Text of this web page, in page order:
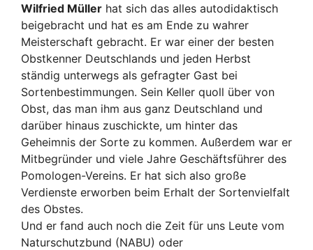
Wilfried Müller hat sich das alles autodidaktisch
beigebracht und hat es am Ende zu wahrer
Meisterschaft gebracht. Er war einer der besten
Obstkenner Deutschlands und jeden Herbst
ständig unterwegs als gefragter Gast bei
Sortenbestimmungen. Sein Keller quoll über von
Obst, das man ihm aus ganz Deutschland und
darüber hinaus zuschickte, um hinter das
Geheimnis der Sorte zu kommen. Außerdem war er
Mitbegründer und viele Jahre Geschäftsführer des
Pomologen-Vereins. Er hat sich also große
Verdienste erworben beim Erhalt der Sortenvielfalt
des Obstes.
Und er fand auch noch die Zeit für uns Leute vom
Naturschutzbund (NABU) oder